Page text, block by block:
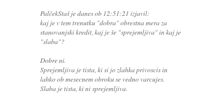
PalčekStaš je danes ob 12:51:21 izjavil:
kaj je v tem trenutku "dobra" obrestna mera za
stanovanjski kredit, kaj je še "sprejemljiva" in kaj je
"slaba"?
Dobre ni.
Sprejemljiva je tista, ki si jo zlahka privoscis in
lahko ob mesecnem obroku se vedno varcujes.
Slaba je tista, ki ni sprejemljiva.